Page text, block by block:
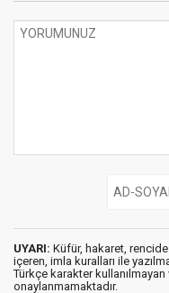
UYARI: Küfür, hakaret,
içeren, imla kuralları ile
Türkçe karakter
onaylanmamaktadır.